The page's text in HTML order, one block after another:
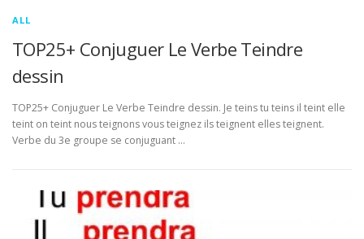
ALL
TOP25+ Conjuguer Le Verbe Teindre
dessin
TOP25+ Conjuguer Le Verbe Teindre dessin. Je teins tu teins il teint elle
teint on teint nous teignons vous teignez ils teignent elles teignent.
Verbe du 3e groupe se conjuguant …